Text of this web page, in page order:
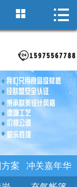
首页
积木海洋池
支架游泳池
产品中心
乐园规划
闻中心
 
案 冲关嘉年华